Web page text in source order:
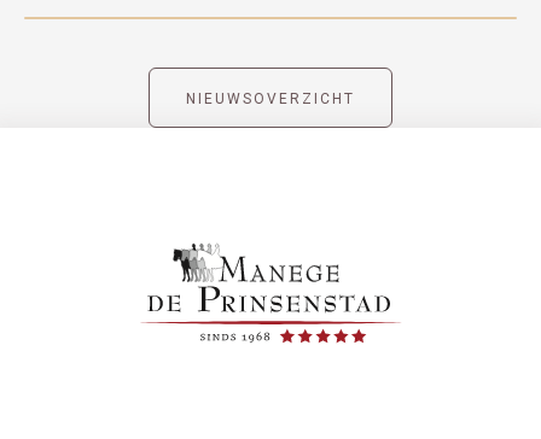
NIEUWSOVERZICHT